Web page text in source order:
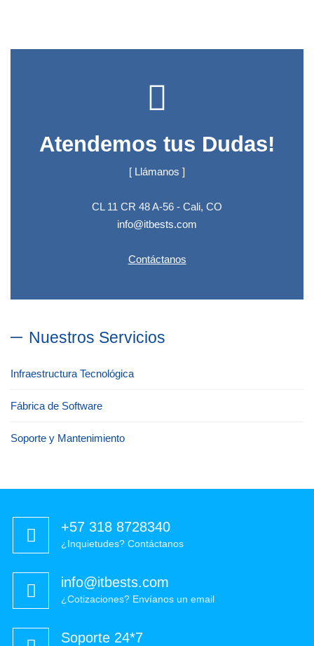
Atendemos tus Dudas!
[ Llámanos ]
CL 11 CR 48 A-56 - Cali, CO
info@itbests.com
Contáctanos
Nuestros Servicios
Infraestructura Tecnológica
Fábrica de Software
Soporte y Mantenimiento
+57 318 8728340
¿Inquietudes? Contáctanos
info@itbests.com
¿Cotizaciones? Envíanos un email
Soporte 24*7